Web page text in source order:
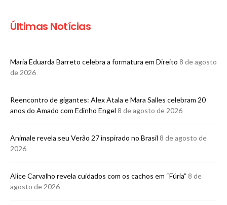
Últimas Notícias
Maria Eduarda Barreto celebra a formatura em Direito 8 de agosto
de 2026
Reencontro de gigantes: Alex Atala e Mara Salles celebram 20
anos do Amado com Edinho Engel 8 de agosto de 2026
Animale revela seu Verão 27 inspirado no Brasil 8 de agosto de
2026
Alice Carvalho revela cuidados com os cachos em “Fúria” 8 de
agosto de 2026